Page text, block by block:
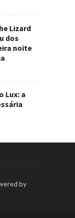
Lizard
dos
noite
Lux: a
by